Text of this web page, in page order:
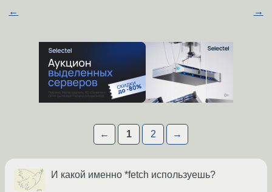
← →
← 1 2 →
И какой именно *fetch используешь?